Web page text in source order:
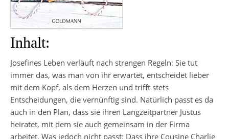
Inhalt:
Josefines Leben verläuft nach strengen Regeln: Sie tut
immer das, was man von ihr erwartet, entscheidet lieber
mit dem Kopf, als dem Herzen und trifft stets
Entscheidungen, die vernünftig sind. Natürlich passt es da
auch in den Plan, dass sie ihren Langzeitpartner Justus
heiratet, mit dem sie auch gemeinsam in der Firma
arbeitet. Was jedoch nicht passt: Dass ihre Cousine Charlie